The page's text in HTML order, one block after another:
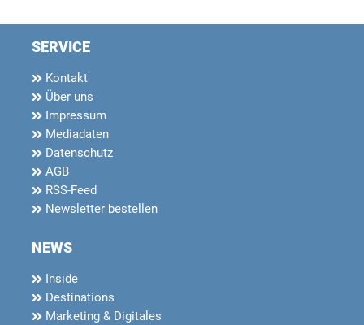
SERVICE
Kontakt
Über uns
Impressum
Mediadaten
Datenschutz
AGB
RSS-Feed
Newsletter bestellen
NEWS
Inside
Destinations
Marketing & Digitales